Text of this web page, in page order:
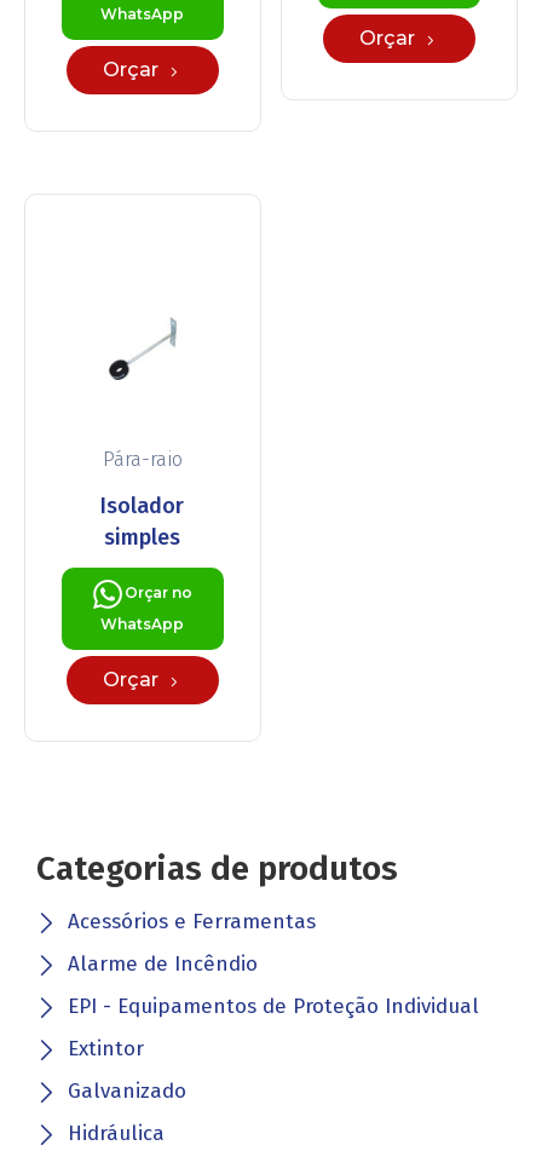
WhatsApp
Orçar
Orçar
Pára-raio
Isolador
simples
Orçar no
WhatsApp
Orçar
Categorias de produtos
Acessórios e Ferramentas
Alarme de Incêndio
EPI - Equipamentos de Proteção Individual
Extintor
Galvanizado
Hidráulica